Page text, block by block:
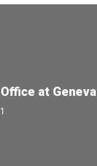
at Geneva